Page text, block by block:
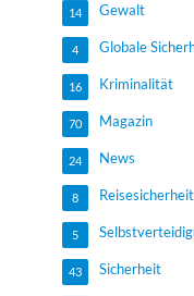
Gewalt
14
Globale
4
Kriminalität
16
Magazin
70
News
24
Reisesicherheit
8
5
Sicherheit
43